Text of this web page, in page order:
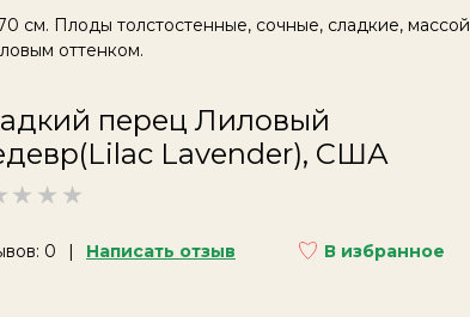
см. Плоды толстостенные, сочные, сладкие, массой
оттенком.
перец Лиловый
Lavender), США
0 Написать отзыв В избранное